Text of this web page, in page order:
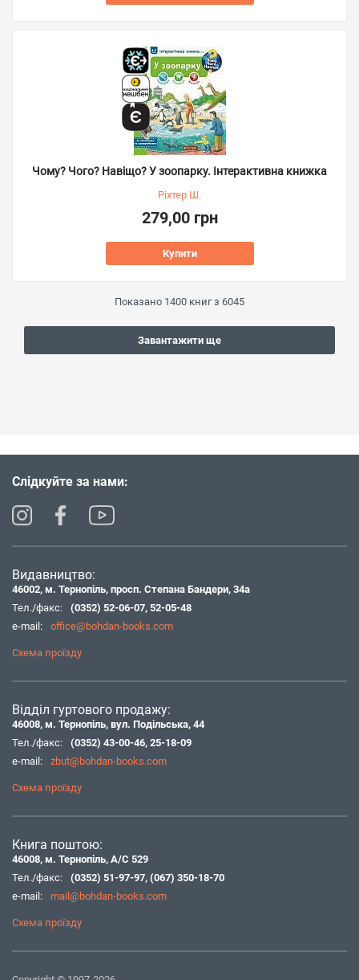
Чому? Чого? Навіщо? У зоопарку. Інтерактивна книжка
Ріхтер Ш.
279,00 грн
Купити
Показано 1400 книг з 6045
Завантажити ще
Слідкуйте за нами:
Видавництво:
46002, м. Тернопіль, просп. Степана Бандери, 34а
Тел./факс:
(0352) 52-06-07, 52-05-48
e-mail:
office@bohdan-books.com
Схема проїзду
Відділ гуртового продажу:
46008, м. Тернопіль, вул. Подільська, 44
Тел./факс:
(0352) 43-00-46, 25-18-09
e-mail:
zbut@bohdan-books.com
Схема проїзду
Книга поштою:
46008, м. Тернопіль, А/С 529
Тел./факс:
(0352) 51-97-97, (067) 350-18-70
e-mail:
mail@bohdan-books.com
Схема проїзду